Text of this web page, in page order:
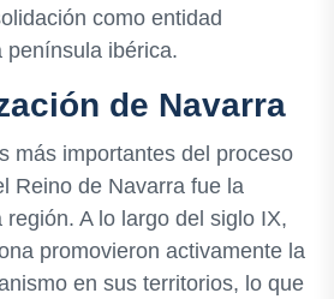
como entidad
península ibérica.
de Navarra
más importantes del proceso
Reino de Navarra fue la
A lo largo del siglo IX,
promovieron activamente la
en sus territorios, lo que